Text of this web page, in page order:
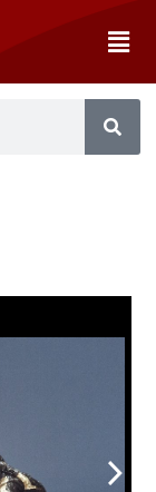
arrow_forward_ios